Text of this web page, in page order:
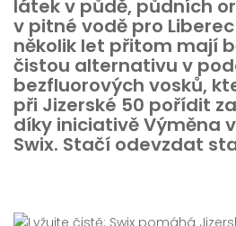
látek v půdě, půdních
v pitné vodě pro
několik let přitom mají
čistou alternativu v
bezfluorových vosků,
při Jizerské 50 pořídit
díky iniciativě Výměna
Swix. Stačí odevzdat